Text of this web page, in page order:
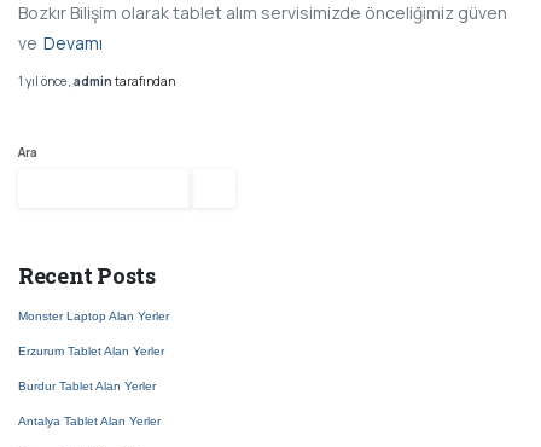
Bozkır Bilişim olarak tablet alım servisimizde önceliğimiz güven
ve Devamı
1 yıl önce, admin tarafından
Ara
Recent Posts
Monster Laptop Alan Yerler
Erzurum Tablet Alan Yerler
Burdur Tablet Alan Yerler
Antalya Tablet Alan Yerler